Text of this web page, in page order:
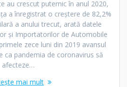
au crescut puternic în anul 2020,
a înregistrat o creștere de 82,2%
a anului trecut, arată datele
și Importatorilor de Automobile
zece luni din 2019 avansul
ca pandemia de coronavirus să
afecteze…
mai mult